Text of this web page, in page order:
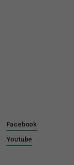
Facebook
Youtube